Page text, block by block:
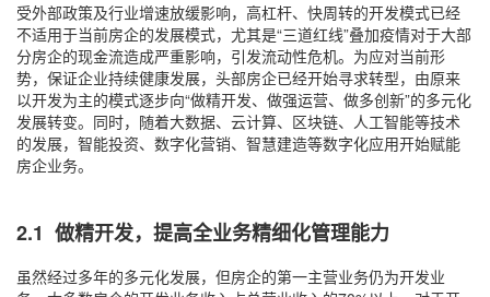
受外部政策及行业增速放缓影响，高杠杆、快周转的开发模式已经
不适用于当前房企的发展模式，尤其是“三道红线”叠加疫情对于大部
分房企的现金流造成严重影响，引发流动性危机。为应对当前形
势，保证企业持续健康发展，头部房企已经开始寻求转型，由原来
以开发为主的模式逐步向“做精开发、做强运营、做多创新”的多元化
发展转变。同时，随着大数据、云计算、区块链、人工智能等技术
的发展，智能投资、数字化营销、智慧建造等数字化应用开始赋能
房企业务。
2.1 做精开发，提高全业务精细化管理能力
虽然经过多年的多元化发展，但房企的第一主营业务仍为开发业